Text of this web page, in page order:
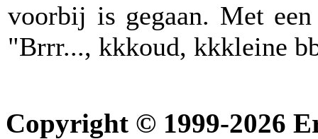
voorbij is gegaan. Met
"Brrr..., kkkoud, kkkleine
Copyright © 1999-2026